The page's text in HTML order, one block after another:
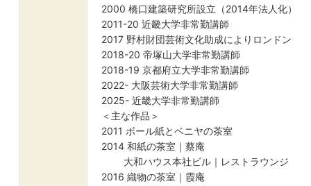
2000 橋口建築研究所設立（2014年法人化）
2011-20 近畿大学非常勤講師
2017 野村財団芸術文化助成によりロンドン芸
2018-20 帝塚山大学非常勤講師
2018-19 京都府立大学非常勤講師
2022- 大阪芸術大学非常勤講師
2025- 近畿大学非常勤講師
＜主な作品＞
2011 ボール紙とベニヤの茶室
2014 和紙の茶室｜蔡庵
大和ハウス本社ビル｜レストラウンジ
2016 織物の茶室｜霞庵